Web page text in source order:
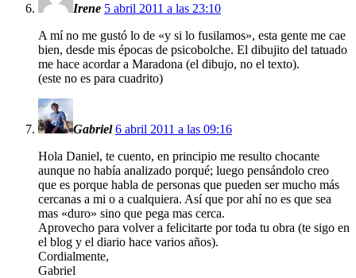
Irene 5 abril 2011 a las 23:10
A mí no me gustó lo de «y si lo fusilamos», esta gente me cae
bien, desde mis épocas de psicobolche. El dibujito del tatuado
me hace acordar a Maradona (el dibujo, no el texto).
(este no es para cuadrito)
Gabriel 6 abril 2011 a las 09:16
Hola Daniel, te cuento, en principio me resulto chocante
aunque no había analizado porqué; luego pensándolo creo
que es porque habla de personas que pueden ser mucho más
cercanas a mi o a cualquiera. Así que por ahí no es que sea
mas «duro» sino que pega mas cerca.
Aprovecho para volver a felicitarte por toda tu obra (te sigo en
el blog y el diario hace varios años).
Cordialmente,
Gabriel